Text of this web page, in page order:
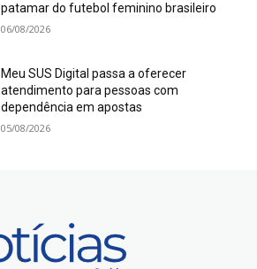
patamar do futebol feminino brasileiro
06/08/2026
Meu SUS Digital passa a oferecer
atendimento para pessoas com
dependência em apostas
05/08/2026